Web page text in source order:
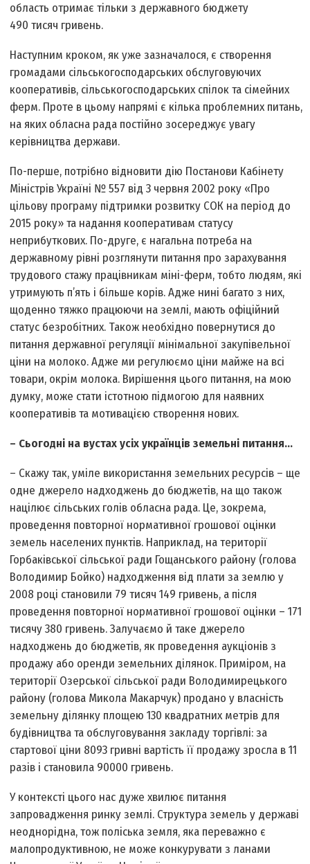
область отримає тільки з державного бюджету
490 тисяч гривень.
Наступним кроком, як уже зазначалося, є створення
громадами сільськогосподарських обслуговуючих
кооперативів, сільськогосподарських спілок та сімейних
ферм. Проте в цьому напрямі є кілька проблемних питань,
на яких обласна рада постійно зосереджує увагу
керівництва держави.
По-перше, потрібно відновити дію Постанови Кабінету
Міністрів Україні № 557 від 3 червня 2002 року «Про
цільову програму підтримки розвитку СОК на період до
2015 року» та надання кооперативам статусу
неприбуткових. По-друге, є нагальна потреба на
державному рівні розглянути питання про зарахування
трудового стажу працівникам міні-ферм, тобто людям, які
утримують п’ять і більше корів. Адже нині багато з них,
щоденно тяжко працюючи на землі, мають офіційний
статус безробітних. Також необхідно повернутися до
питання державної регуляції мінімальної закупівельної
ціни на молоко. Адже ми регулюємо ціни майже на всі
товари, окрім молока. Вирішення цього питання, на мою
думку, може стати істотною підмогою для наявних
кооперативів та мотивацією створення нових.
– Сьогодні на вустах усіх українців земельні питання…
– Скажу так, уміле використання земельних ресурсів – ще
одне джерело надходжень до бюджетів, на що також
націлює сільських голів обласна рада. Це, зокрема,
проведення повторної нормативної грошової оцінки
земель населених пунктів. Наприклад, на території
Горбаківської сільської ради Гощанського району (голова
Володимир Бойко) надходження від плати за землю у
2008 році становили 79 тисяч 149 гривень, а після
проведення повторної нормативної грошової оцінки – 171
тисячу 380 гривень. Залучаємо й таке джерело
надходжень до бюджетів, як проведення аукціонів з
продажу або оренди земельних ділянок. Приміром, на
території Озерської сільської ради Володимирецького
району (голова Микола Макарчук) продано у власність
земельну ділянку площею 130 квадратних метрів для
будівництва та обслуговування закладу торгівлі: за
стартової ціни 8093 гривні вартість її продажу зросла в 11
разів і становила 90000 гривень.
У контексті цього нас дуже хвилює питання
запровадження ринку землі. Структура земель у державі
неоднорідна, тож поліська земля, яка переважно є
малопродуктивною, не може конкурувати з ланами